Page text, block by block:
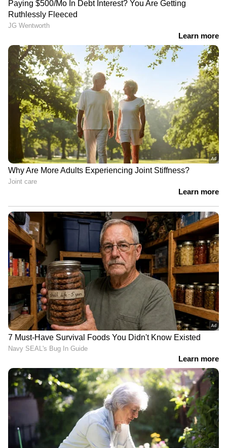
ഇന്നും സതീശൻ അനുകൂല പ്രകടനങ്ങൾ
ഇന്നും സതീശൻ അനുകൂല പ്രകടനങ്ങൾ
വിവിധ ജില്ലകളിൽ നടക്കും. പ്രകടനങ്ങളും
സാമൂഹ്യ മാധ്യമങ്ങളിലെ പ്രചരണവും
തങ്ങളുടെ അറിവോടെ അല്ലെന്ന് സതീശൻ
വിഭാഗം പറയുന്നു. എന്നാൽ പ്രകടനങ്ങൾ
ആസൂത്രിതമെന്ന് കെസി വിഭാഗം വാദിക്കുന്നു.
സതീശന്റേത് ഹൈക്കമാൻഡിനെ
സമ്മർദ്ദതിലാക്കാനുളള ശ്രമമെന്ന് കെസി
വിഭാഗം പറയുന്നു. വിഡി സതീശനെ
നെട്ടൂരിൽ ഇന്നലെ വൈകീട്ട് തുടങ്ങിയ പരസ്യ
പ്രതിഷേധം, രാത്രിയായതോടെ
സംസ്ഥാനത്തിന്റെ പല ഭാഗത്തും അരങ്ങേറി.
കോഴിക്കോട് കുറ്റ്യാടിയിൽ വി.ഡി സതീശനായി
പ്രകടനമുണ്ടായി. പടനയിച്ച പടനായകൻ നാട്
നയിക്കട്ടെ എന്ന ഫ്ലക്സുമായാണ് പ്രകടനം.
ഇടുക്കിയിലും വി ഡി സതീശനായി പ്രകടനം
നടന്നു. തൊടുപുഴയിൽ യൂത്ത് കോൺഗ്രസ്‌
പ്രവത്തകർ പ്രകടനവുമായി നിരത്തിലിറങ്ങി. വി
ഡി സതീശനായി കൊല്ലം പൻമനയിൽ
രാത്രിയിലും പ്രവർത്തകർ തെരുവിലിറങ്ങി.
കായംകുളത്തും പ്രകടനം അരങ്ങേറി. വിഡി
സതീശനെ മുഖ്യമന്ത്രി ആക്കണമെന്നാവശ്യപ്പെട്ട്
കോഴിക്കോട് അത്തോളിയിലും പ്രകടനം നടന്നു.
യുവജന സംഘടന പ്രവർത്തകരാണ് തെരുവിൽ
ഇറങ്ങിയത്.